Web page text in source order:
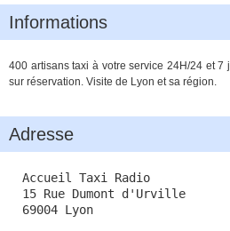
Informations
400 artisans taxi à votre service 24H/24 et 7
sur réservation. Visite de Lyon et sa région.
Adresse
Accueil Taxi Radio
15 Rue Dumont d'Urville
69004 Lyon